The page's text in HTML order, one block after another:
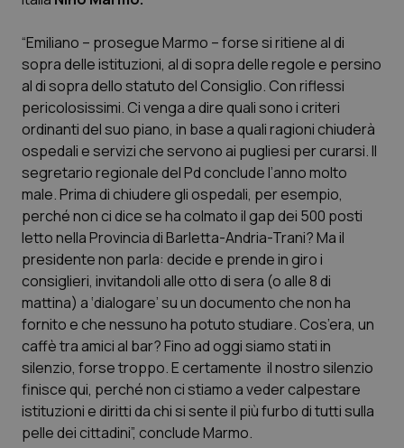
Abruzzo
Basilicata
Calabria
Campania
Emilia-Romagna
Friuli Venezia Giulia
Lazio
Liguria
Lombardia
Marche
QS Pro Gold
Artrite & artrosi
Asma & BPCO
Car-T
Colesterolo & coronaropatie
Dermatite Atopica
Diabete & glucometri
Disturbi dell’umore
Dolore
Donna & Salute
QS Club Newsletter
“Emiliano – prosegue Marmo – forse si ritiene al di
sopra delle istituzioni, al di sopra delle regole e persino
al di sopra dello statuto del Consiglio. Con riflessi
pericolosissimi. Ci venga a dire quali sono i criteri
ordinanti del suo piano, in base a quali ragioni chiuderà
ospedali e servizi che servono ai pugliesi per curarsi. Il
segretario regionale del Pd conclude l’anno molto
male. Prima di chiudere gli ospedali, per esempio,
perché non ci dice se ha colmato il gap dei 500 posti
letto nella Provincia di Barletta-Andria-Trani? Ma il
presidente non parla: decide e prende in giro i
consiglieri, invitandoli alle otto di sera (o alle 8 di
mattina) a ‘dialogare’ su un documento che non ha
fornito e che nessuno ha potuto studiare. Cos’era, un
caffè tra amici al bar? Fino ad oggi siamo stati in
silenzio, forse troppo. E certamente il nostro silenzio
finisce qui, perché non ci stiamo a veder calpestare
istituzioni e diritti da chi si sente il più furbo di tutti sulla
pelle dei cittadini”, conclude Marmo.